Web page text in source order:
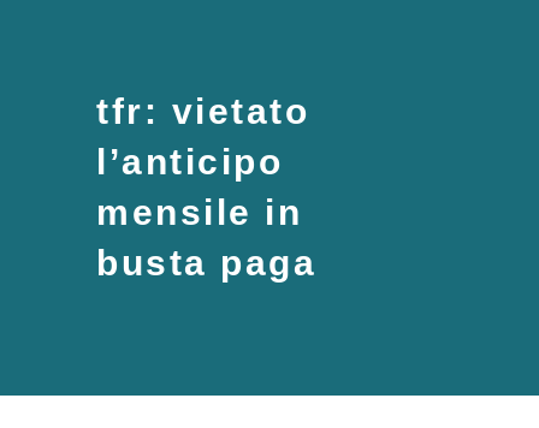
tfr: vietato
l’anticipo
mensile in
busta paga